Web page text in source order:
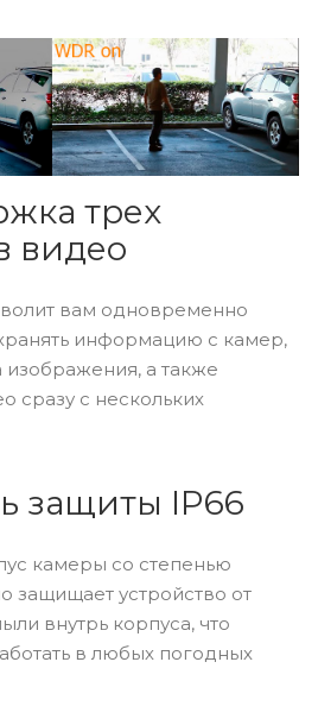
трех
видео
вам одновременно
информацию с камер,
изображения, а также
сразу с нескольких
защиты IP66
камеры со степенью
защищает устройство от
внутрь корпуса, что
в любых погодных